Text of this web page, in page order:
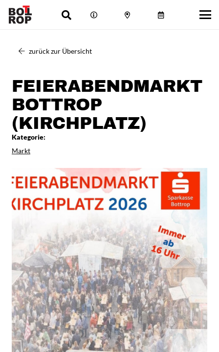
zurück zur Übersicht
FEIERABENDMARKT
BOTTROP
(KIRCHPLATZ)
Kategorie:
Markt